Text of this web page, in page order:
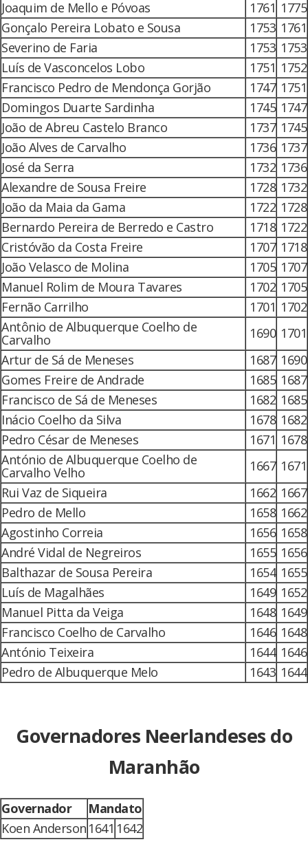
Joaquim de Mello e Póvoas 1761 1775
Gonçalo Pereira Lobato e Sousa
1753 1761
Severino de Faria
1753 1753
Luís de Vasconcelos Lobo
1751 1752
Francisco Pedro de Mendonça Gorjão
1747 1751
Domingos Duarte Sardinha
1745 1747
João de Abreu Castelo Branco
1737 1745
João Alves de Carvalho
1736 1737
José da Serra
1732 1736
Alexandre de Sousa Freire
1728 1732
João da Maia da Gama
1722 1728
Bernardo Pereira de Berredo e Castro
1718 1722
Cristóvão da Costa Freire
1707 1718
João Velasco de Molina
1705 1707
Manuel Rolim de Moura Tavares
1702 1705
Fernão Carrilho
1701 1702
Antônio de Albuquerque Coelho de
Carvalho 1690 1701
Artur de Sá de Meneses
1687 1690
Gomes Freire de Andrade
1685 1687
Francisco de Sá de Meneses
1682 1685
Inácio Coelho da Silva
1678 1682
Pedro César de Meneses
1671 1678
António de Albuquerque Coelho de
Carvalho Velho 1667 1671
Rui Vaz de Siqueira
1662 1667
Pedro de Mello
1658 1662
Agostinho Correia
1656 1658
André Vidal de Negreiros
1655 1656
Balthazar de Sousa Pereira
1654 1655
Luís de Magalhães
1649 1652
Manuel Pitta da Veiga
1648 1649
Francisco Coelho de Carvalho
1646 1648
António Teixeira
1644 1646
Pedro de Albuquerque Melo
1643 1644
Governadores Neerlandeses do
Maranhão
Governador
Mandato
Koen Anderson 1641 1642